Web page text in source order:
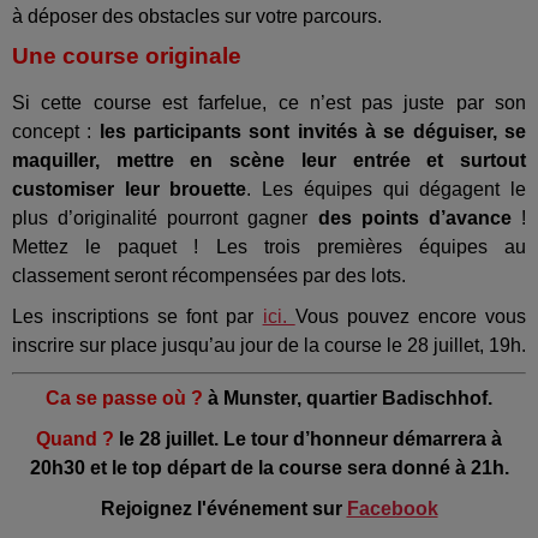
à déposer des obstacles sur votre parcours.
Une course originale
Si cette course est farfelue, ce n’est pas juste par son
concept :
les participants sont invités à se déguiser, se
maquiller, mettre en scène leur entrée et surtout
customiser leur brouette. Les équipes qui dégagent le
plus d’originalité pourront gagner des points d’avance!
Mettez le paquet ! Les trois premières équipes au
classement seront récompensées par des lots.
Les inscriptions se font par ici. Vous pouvez encore vous
inscrire sur place jusqu’au jour de la course le 28 juillet, 19h.
Ca se passe où ? à Munster, quartier Badischhof.
Quand ? le 28 juillet. Le tour d’honneur démarrera à
20h30 et le top départ de la course sera donné à 21h.
Rejoignez l'événement sur Facebook